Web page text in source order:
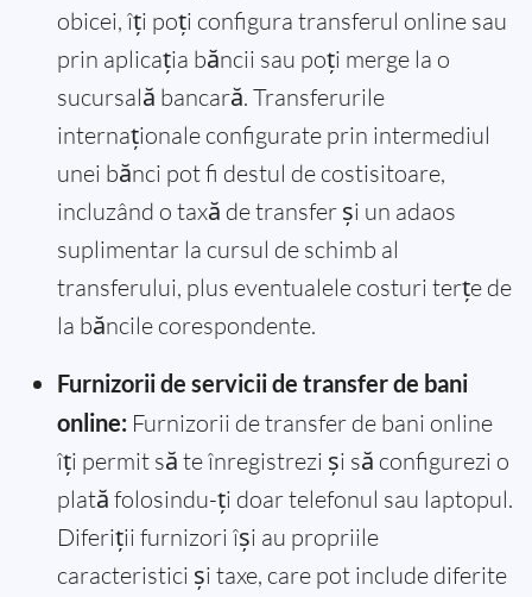
obicei, îți poți configura transferul online sau
prin aplicația băncii sau poți merge la o
sucursală bancară. Transferurile
internaționale configurate prin intermediul
unei bănci pot fi destul de costisitoare,
incluzând o taxă de transfer și un adaos
suplimentar la cursul de schimb al
transferului, plus eventualele costuri terțe de
la băncile corespondente.
Furnizorii de servicii de transfer de bani
online: Furnizorii de transfer de bani online
îți permit să te înregistrezi și să configurezi o
plată folosindu-ți doar telefonul sau laptopul.
Diferiții furnizori își au propriile
caracteristici și taxe, care pot include diferite